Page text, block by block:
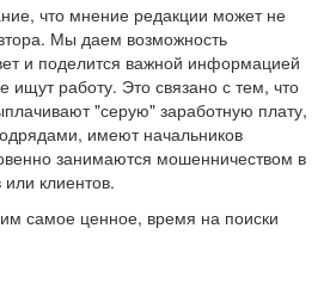
что мнение редакции может не
Мы даем возможность
и поделится важной информацией
ищут работу. Это связано с тем, что
"серую" заработную плату,
имеют начальников
занимаются мошенничеством в
клиентов.
самое ценное, время на поиски